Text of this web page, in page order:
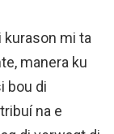
kurason mi ta
manera ku
bou di
na e